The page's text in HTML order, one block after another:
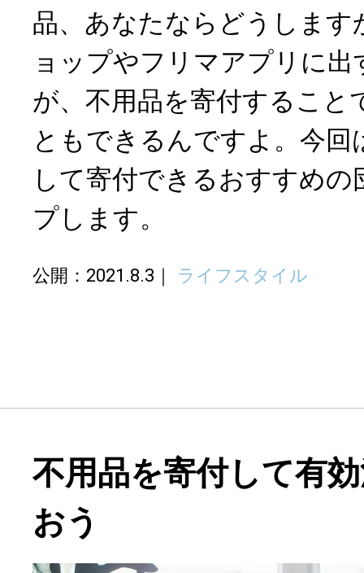
品、あなたならどうします
ョップやフリマアプリに
が、不用品を寄付すること
ともできるんですよ。今回
して寄付できるおすすめ
プします。
公開：2021.8.3 ライフスタイル
不用品を寄付して有
おう